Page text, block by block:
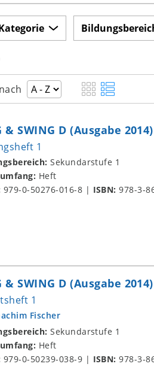
& SWING D (Ausgabe 2014)
1
Sekundarstufe 1
Heft
979-0-50276-016-8 | ISBN:978-3-
& SWING D (Ausgabe 2014)
1
Fischer
Sekundarstufe 1
Heft
979-0-50239-038-9 | ISBN:978-3-